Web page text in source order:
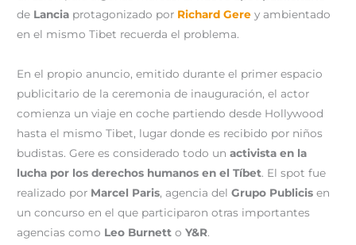
de Lancia protagonizado por Richard Gere y ambientado
en el mismo Tibet recuerda el problema.
En el propio anuncio, emitido durante el primer espacio
publicitario de la ceremonia de inauguración, el actor
comienza un viaje en coche partiendo desde Hollywood
hasta el mismo Tibet, lugar donde es recibido por niños
budistas. Gere es considerado todo unactivista en la
lucha por los derechos humanos en el Tíbet. El spot fue
realizado por Marcel Paris, agencia delGrupo Publicis en
un concurso en el que participaron otras importantes
agencias como Leo Burnett oY&R.